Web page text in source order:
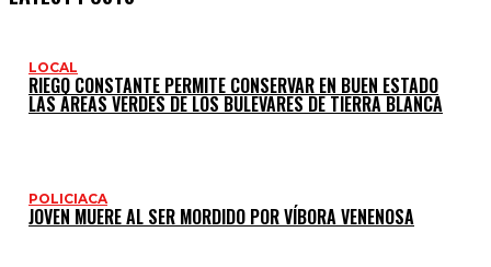
LOCAL
RIEGO CONSTANTE PERMITE CONSERVAR EN BUEN ESTADO
LAS ÁREAS VERDES DE LOS BULEVARES DE TIERRA BLANCA
POLICIACA
JOVEN MUERE AL SER MORDIDO POR VÍBORA VENENOSA